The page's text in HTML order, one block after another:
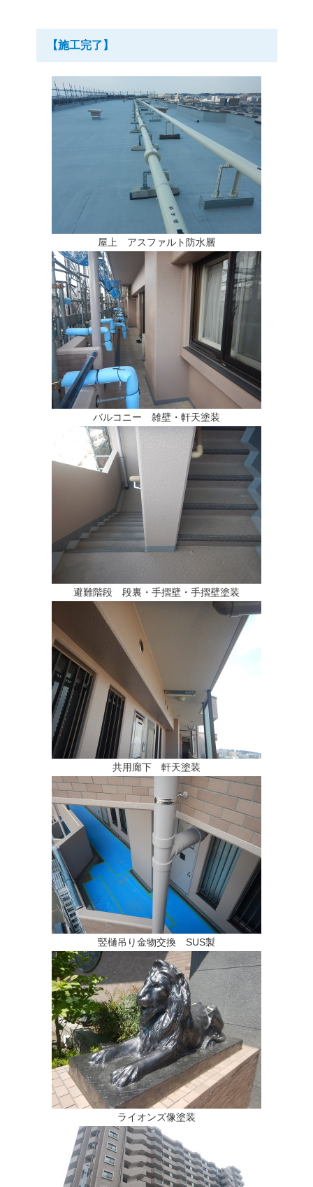
【施工完了】
屋上 アスファルト防水層
バルコニー 雑壁・軒天塗装
避難階段 段裏・手摺壁・手摺壁塗装
共用廊下 軒天塗装
竪樋吊り金物交換 SUS製
ライオンズ像塗装